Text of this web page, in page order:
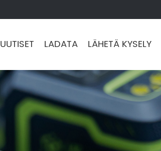
UUTISET LADATA LÄHETÄ KYSELY